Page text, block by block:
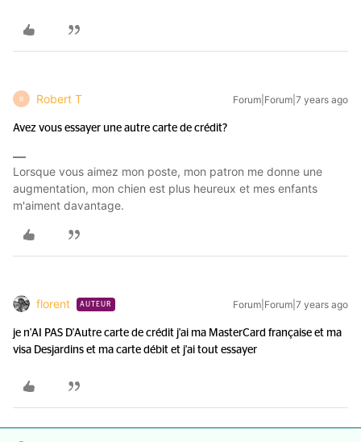
R Robert T Forum|Forum|7 years ago
Avez vous essayer une autre carte de crédit?
Lorsque vous aimez mon poste, mon patron me donne une
augmentation, mon chien est plus heureux et mes enfants
m'aiment davantage.
florent AUTEUR Forum|Forum|7 years ago
je n'AI PAS D'Autre carte de crédit j'ai ma MasterCard française et ma
visa Desjardins et ma carte débit et j'ai tout essayer